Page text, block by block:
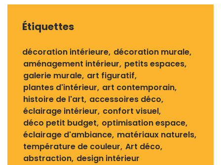
Étiquettes
décoration intérieure décoration murale
aménagement intérieur petits espaces
galerie murale art figuratif
plantes d'intérieur art contemporain
histoire de l'art accessoires déco
éclairage intérieur confort visuel
déco petit budget optimisation espace
éclairage d'ambiance matériaux naturels
température de couleur Art déco
abstraction design intérieur